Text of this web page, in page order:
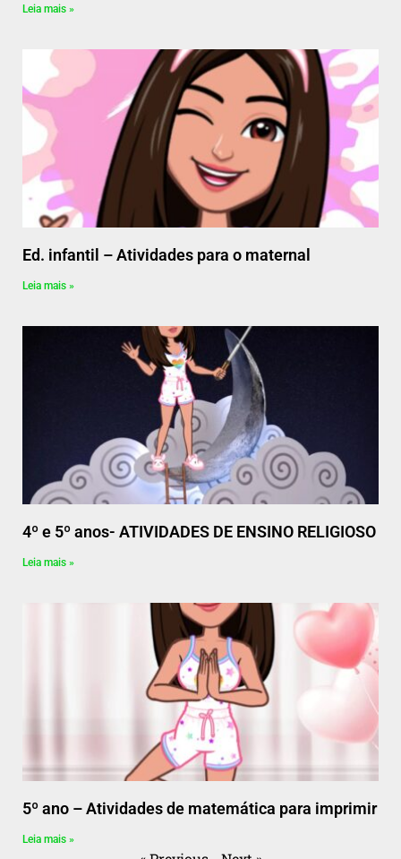
Leia mais »
Ed. infantil – Atividades para o maternal
Leia mais »
4º e 5º anos- ATIVIDADES DE ENSINO RELIGIOSO
Leia mais »
5º ano – Atividades de matemática para imprimir
Leia mais »